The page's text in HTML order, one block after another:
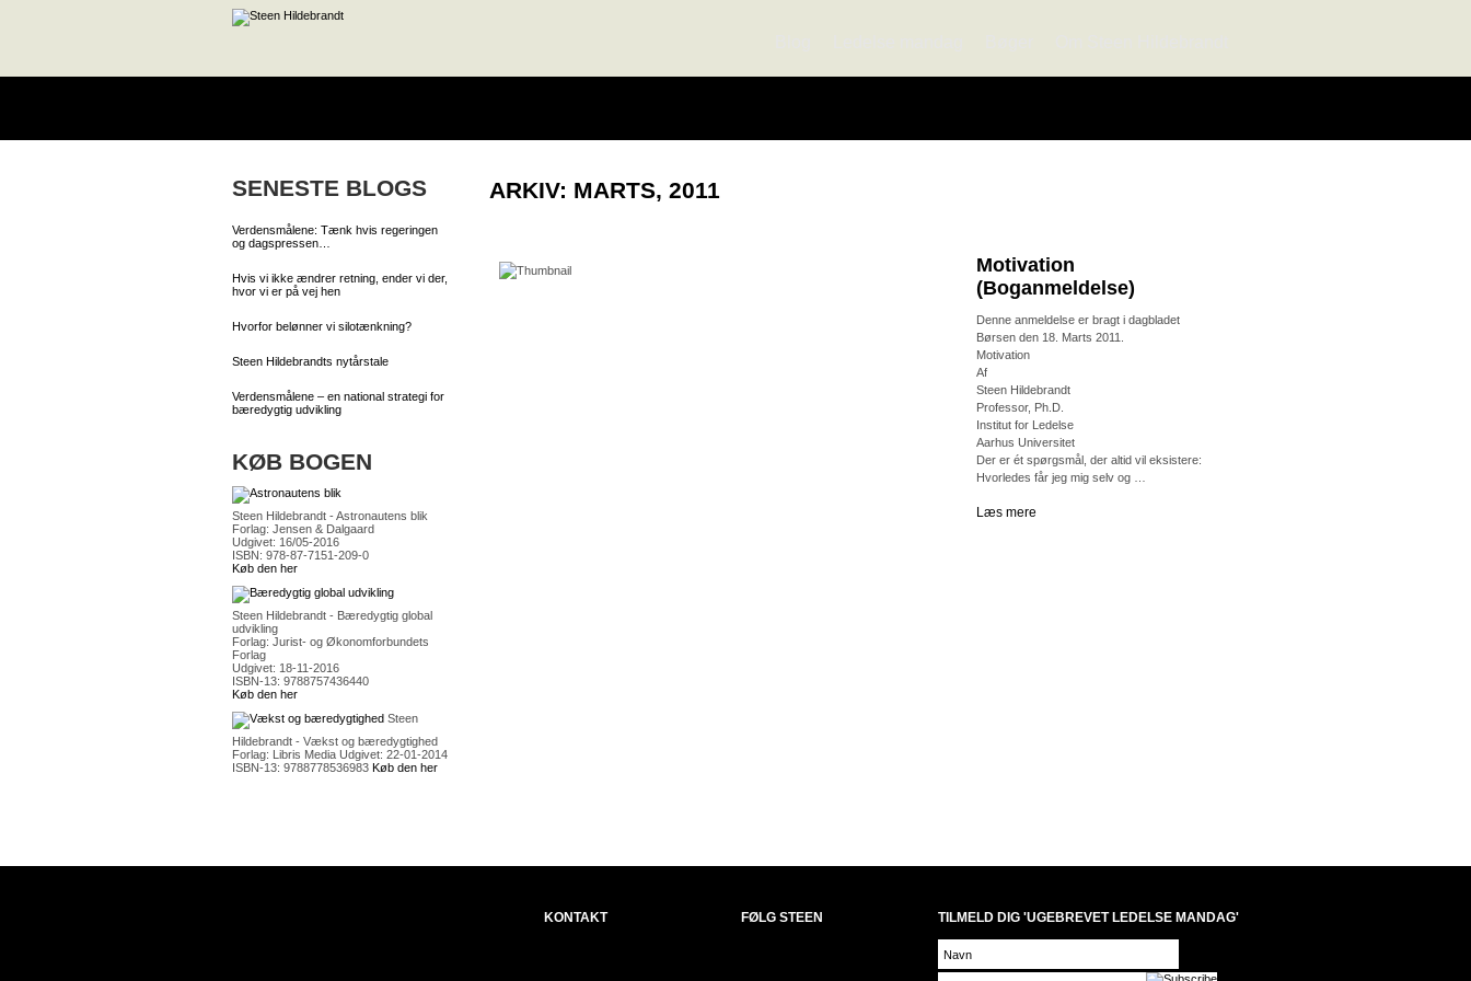
SENESTE BLOGS
Verdensmålene: Tænk hvis regeringen
og dagspressen…
Hvis vi ikke ændrer retning, ender vi der,
hvor vi er på vej hen
Hvorfor belønner vi silotænkning?
Steen Hildebrandts nytårstale
Verdensmålene – en national strategi for
bæredygtig udvikling
KØB BOGEN
Steen Hildebrandt - Astronautens blik
Forlag: Jensen & Dalgaard
Udgivet: 16/05-2016
ISBN: 978-87-7151-209-0
Køb den her
Steen Hildebrandt - Bæredygtig global
udvikling
Forlag: Jurist- og Økonomforbundets
Forlag
Udgivet: 18-11-2016
ISBN-13: 9788757436440
Køb den her
Steen
Hildebrandt - Vækst og bæredygtighed
Forlag: Libris Media Udgivet: 22-01-2014
ISBN-13: 9788778536983 Køb den her
ARKIV: MARTS, 2011
Motivation
(Boganmeldelse)
Denne anmeldelse er bragt i dagbladet
Børsen den 18. Marts 2011.
Motivation
Af
Steen Hildebrandt
Professor, Ph.D.
Institut for Ledelse
Aarhus Universitet
Der er ét spørgsmål, der altid vil eksistere:
Hvorledes får jeg mig selv og …
Læs mere
KONTAKT FØLG STEEN TILMELD DIG 'UGEBREVET LEDELSE MANDAG'